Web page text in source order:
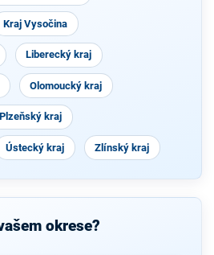
Kraj Vysočina
Liberecký kraj
Olomoucký kraj
Plzeňský kraj
Ústecký kraj Zlínský kraj
okrese?